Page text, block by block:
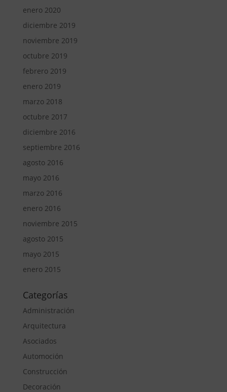
enero 2020
diciembre 2019
noviembre 2019
octubre 2019
febrero 2019
enero 2019
marzo 2018
octubre 2017
diciembre 2016
septiembre 2016
agosto 2016
mayo 2016
marzo 2016
enero 2016
noviembre 2015
agosto 2015
mayo 2015
enero 2015
Categorías
Administración
Arquitectura
Asociados
Automoción
Construcción
Decoración